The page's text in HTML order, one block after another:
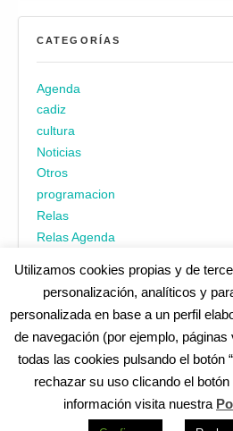
CATEGORÍAS
Agenda
cadiz
cultura
Noticias
Otros
programacion
Relas
Relas Agenda
¿No encuentras alguna cosa? Echa
Aviso legal| Política de privacidad|
Utilizamos cookies propias y de
personalización, analíticos y
personalizada en base a un perfil
de navegación (por ejemplo,
todas las cookies pulsando el botón
rechazar su uso clicando el botón
información visita nuestra